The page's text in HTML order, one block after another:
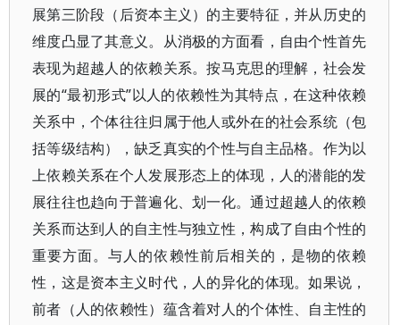
展第三阶段（后资本主义）的主要特征，并从历史的
维度凸显了其意义。从消极的方面看，自由个性首先
表现为超越人的依赖关系。按马克思的理解，社会发
展的“最初形式”以人的依赖性为其特点，在这种依赖
关系中，个体往往归属于他人或外在的社会系统（包
括等级结构），缺乏真实的个性与自主品格。作为以
上依赖关系在个人发展形态上的体现，人的潜能的发
展往往也趋向于普遍化、划一化。通过超越人的依赖
关系而达到人的自主性与独立性，构成了自由个性的
重要方面。与人的依赖性前后相关的，是物的依赖
性，这是资本主义时代，人的异化的体现。如果说，
前者（人的依赖性）蕴含着对人的个体性、自主性的